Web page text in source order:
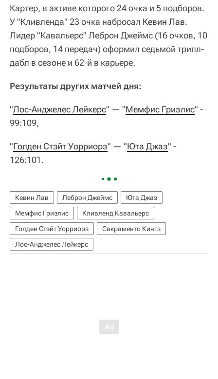
Картер, в активе которого 24 очка и 5 подборов.
У "Кливленда" 23 очка набросал Кевин Лав.
Лидер "Кавальерс" Леброн Джеймс (16 очков, 10
подборов, 14 передач) оформил седьмой трипл-
дабл в сезоне и 62-й в карьере.
Результаты других матчей дня:
"Лос-Анджелес Лейкерс" — "Мемфис Гризлис" -
99:109,
"Голден Стэйт Уорриорз" — "Юта Джаз" -
126:101.
Кевин Лав Леброн Джеймс
Юта Джаз
Мемфис Гризлис
Кливленд Кавальерс
Голден Стэйт Уорриорз
Сакраменто Кингз
Лос-Анджелес Лейкерс